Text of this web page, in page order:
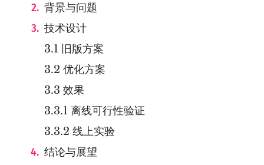
背景与问题
技术设计
3.1 旧版方案
3.2 优化方案
3.3 效果
3.3.1 离线可行性验证
3.3.2 线上实验
结论与展望